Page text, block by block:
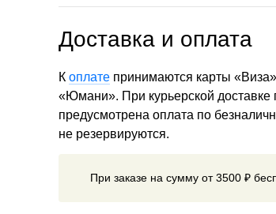
Доставка и оплата
К оплате принимаются карты
«Юмани». При курьерской
предусмотрена оплата по
не резервируются.
При заказе на сумму от 3500 ₽